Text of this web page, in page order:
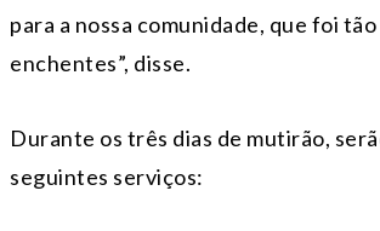
para a nossa comunidade, que foi
enchentes”, disse.
Durante os três dias de mutirão,
seguintes serviços: